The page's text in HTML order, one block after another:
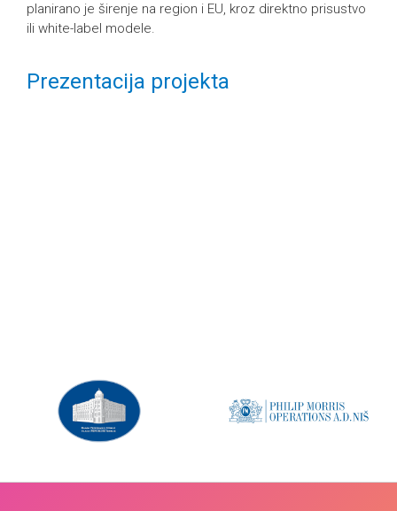
planirano je širenje na region i EU, kroz direktno prisustvo
ili white-label modele.
Prezentacija projekta